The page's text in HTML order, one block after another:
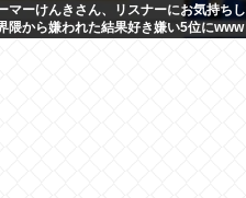
マーけんきさん、リスナーにお気持ちし
隈から嫌われた結果好き嫌い5位にwww